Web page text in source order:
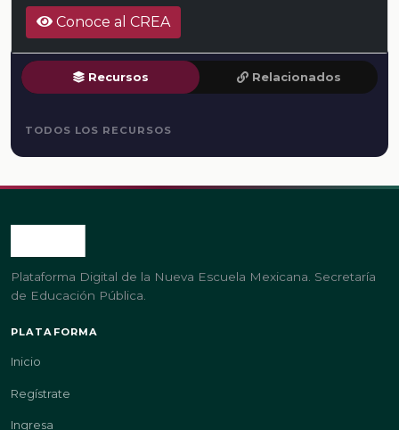
Conoce al CREA
Recursos Relacionados
TODOS LOS RECURSOS
Plataforma Digital de la Nueva Escuela Mexicana. Secretaría
de Educación Pública.
PLATAFORMA
Inicio
Regístrate
Ingresa